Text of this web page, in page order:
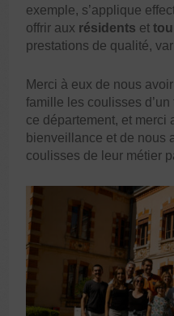
exemple, s’applique
offrir aux résidents et
prestations de qualité,
Merci à eux de nous
famille les coulisses
ce département, et merci
bienveillance et de nous
coulisses de leur métier